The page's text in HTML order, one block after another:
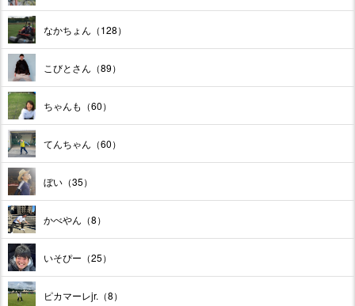
なかちょん（128）
こびとさん（89）
ちゃんも（60）
てんちゃん（60）
ぼい（35）
かべやん（8）
いそぴー（25）
ピカマーレjr.（8）